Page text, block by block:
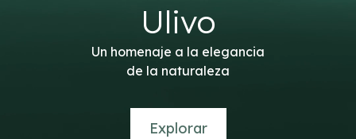
Ulivo
Un homenaje a la elegancia
de la naturaleza
Explorar